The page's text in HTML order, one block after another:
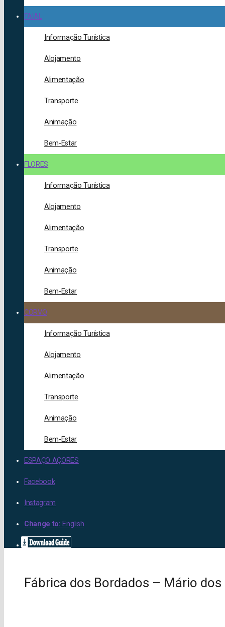
FAIAL
Informação Turística
Alojamento
Alimentação
Transporte
Animação
Bem-Estar
FLORES
Informação Turística
Alojamento
Alimentação
Transporte
Animação
Bem-Estar
CORVO
Informação Turística
Alojamento
Alimentação
Transporte
Animação
Bem-Estar
ESPAÇO AÇORES
Facebook
Instagram
Change to: English
Fábrica dos Bordados – Mário dos